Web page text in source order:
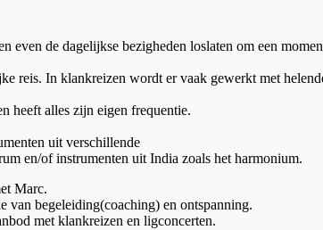
even de dagelijkse bezigheden loslaten om een
reis. In klankreizen wordt er vaak gewerkt met
heeft alles zijn eigen frequentie.
uit verschillende
en/of instrumenten uit India zoals het harmonium.
Marc.
van begeleiding(coaching) en ontspanning.
met klankreizen en ligconcerten.